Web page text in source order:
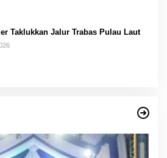
Taklukkan Jalur Trabas Pulau Laut